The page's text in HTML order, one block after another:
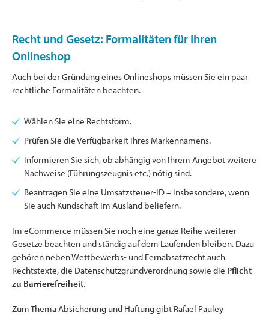
Recht und Gesetz: Formalitäten für Ihren
Onlineshop
Auch bei der Gründung eines Onlineshops müssen Sie ein paar
rechtliche Formalitäten beachten.
Wählen Sie eine Rechtsform.
Prüfen Sie die Verfügbarkeit Ihres Markennamens.
Informieren Sie sich, ob abhängig von Ihrem Angebot weitere
Nachweise (Führungszeugnis etc.) nötig sind.
Beantragen Sie eine Umsatzsteuer-ID – insbesondere, wenn
Sie auch Kundschaft im Ausland beliefern.
Im eCommerce müssen Sie noch eine ganze Reihe weiterer
Gesetze beachten und ständig auf dem Laufenden bleiben. Dazu
gehören neben Wettbewerbs- und Fernabsatzrecht auch
Rechtstexte, die Datenschutzgrundverordnung sowie die Pflicht
zu Barrierefreiheit.
Zum Thema Absicherung und Haftung gibt Rafael Pauley